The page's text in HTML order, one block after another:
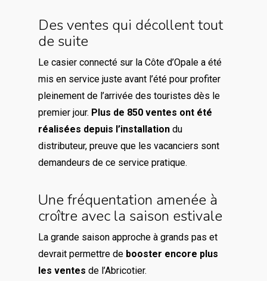
Des ventes qui décollent tout
de suite
Le casier connecté sur la Côte d’Opale a été
mis en service juste avant l’été pour profiter
pleinement de l’arrivée des touristes dès le
premier jour. Plus de 850 ventes ont été
réalisées depuis l’installation du
distributeur, preuve que les vacanciers sont
demandeurs de ce service pratique.
Une fréquentation amenée à
croître avec la saison estivale
La grande saison approche à grands pas et
devrait permettre de booster encore plus
les ventes de l’Abricotier.